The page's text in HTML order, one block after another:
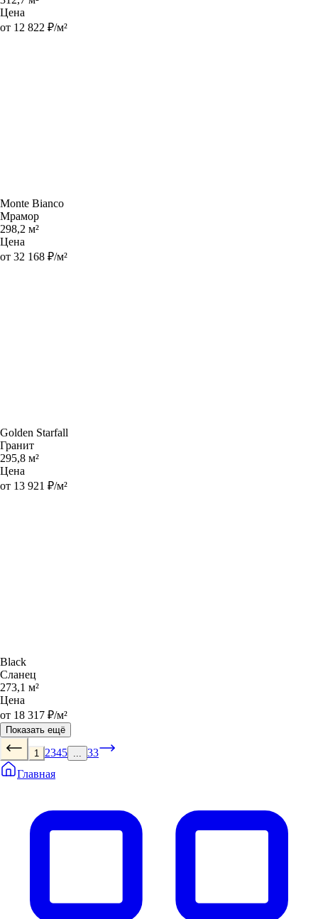
Цена
от 12 822 ₽/м²
Monte Bianco
Мрамор
298,2 м²
Цена
от 32 168 ₽/м²
Golden Starfall
Гранит
295,8 м²
Цена
от 13 921 ₽/м²
Black
Сланец
273,1 м²
Цена
от 18 317 ₽/м²
Показать ещё
1 2345
33
Главная